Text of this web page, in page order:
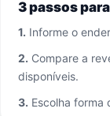
3 passos
1. Informe o
2. Compare a
disponíveis.
3. Escolha forma